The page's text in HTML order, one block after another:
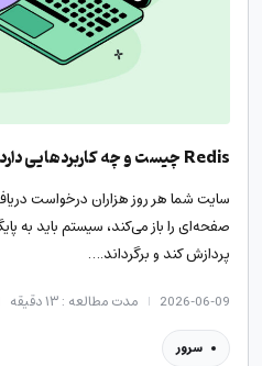
Redis چیست و چه کاربردهایی دارد؟
سایت شما هر روز هزاران درخواست
صفحه‌ای را باز می‌کند، سیستم باید به
پردازش کند و برگرداند.…
2026-06-09 مدت مطالعه : ۱۳ دقیقه
سرور